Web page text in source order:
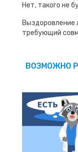
Нет, такого не
Выздоровление
требующий
ВОЗМОЖНО